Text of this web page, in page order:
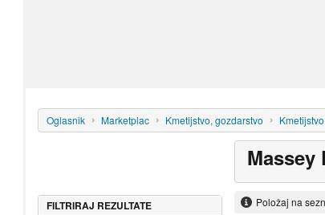
Oglasnik Marketplac Kmetijstvo, gozdarstvo Kmetijstvo
Massey
Položaj na
FILTRIRAJ REZULTATE